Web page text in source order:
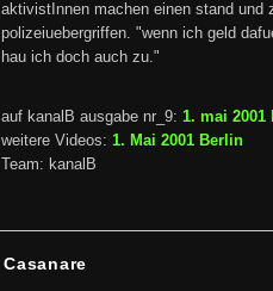
aktivistInnen machen einen stand und
polizeiuebergriffen. "wenn ich geld
hau ich doch auch zu."
auf kanalB ausgabe nr_9: 1. mai 2001
weitere Videos: 1. Mai 2001 Berlin
Team: kanalB
Casanare